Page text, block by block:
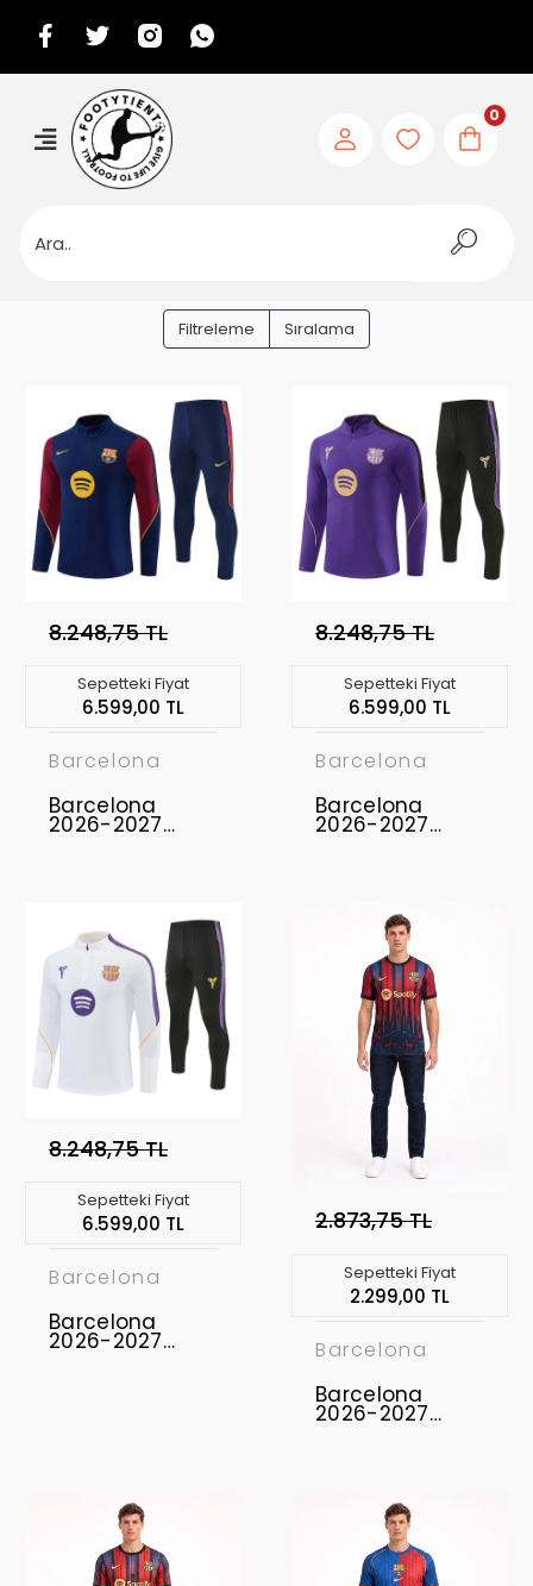
0
Filtreleme Sıralama
8.248,75 TL
Sepetteki Fiyat
6.599,00 TL
Barcelona
Barcelona
2026-2027
8.248,75 TL
Sepetteki Fiyat
6.599,00 TL
Barcelona
Barcelona
2026-2027
8.248,75 TL
Sepetteki Fiyat
6.599,00 TL
Barcelona
Barcelona
2026-2027
2.873,75 TL
Sepetteki Fiyat
2.299,00 TL
Barcelona
Barcelona
2026-2027